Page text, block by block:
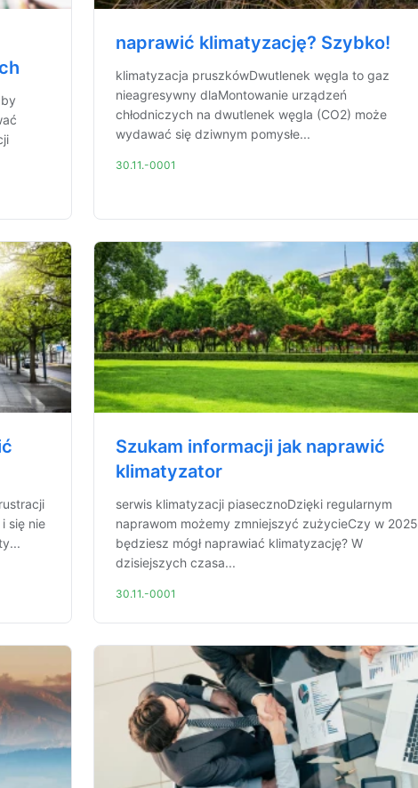
naprawić klimatyzację? Szybko!
klimatyzacja pruszkówDwutlenek węgla to gaz
nieagresywny dlaMontowanie urządzeń
chłodniczych na dwutlenek węgla (CO2) może
wydawać się dziwnym pomysłe...
30.11.-0001
się nie
Szukam informacji jak naprawić
klimatyzator
serwis klimatyzacji piasecznoDzięki regularnym
naprawom możemy zmniejszyć zużycieCzy w 2025
będziesz mógł naprawiać klimatyzację? W
dzisiejszych czasa...
30.11.-0001